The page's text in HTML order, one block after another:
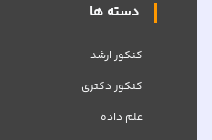
دسته ها
کنکور ارشد
کنکور دکتری
علم داده